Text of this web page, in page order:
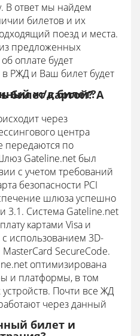
В ответ мы найдем
билетов и их
поезд и места.
предложенных
оплате будет
РЖД и Ваш билет будет
ж/д билет?
билет картой? А
через
центра
передаются по
Gateline.net был
с учетом требований
безопасности PCI
шлюза успешно
3.1. Система Gateline.net
картами Visa и
использованием 3D-
SecureCode.
оптимизирована
и платформы, в том
Почти все ЖД
через данный
билет и